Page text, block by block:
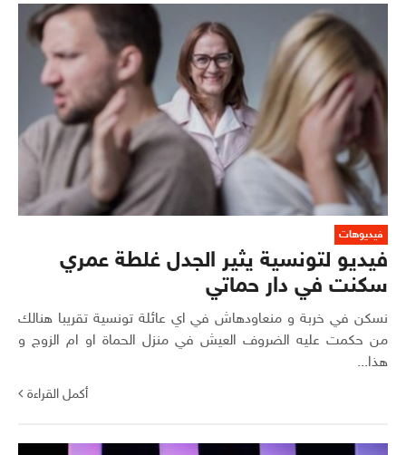
فيديوهات
فيديو لتونسية يثير الجدل غلطة عمري
سكنت في دار حماتي
نسكن في خربة و منعاودهاش في اي عائلة تونسية تقريبا هنالك
من حكمت عليه الضروف العيش في منزل الحماة او ام الزوج و
هذا...
أكمل القراءة